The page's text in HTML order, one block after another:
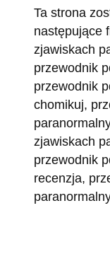
Ta strona
następujące
zjawiskach
przewodnik
przewodnik
chomikuj,
zjawiskach
przewodnik
recenzja,